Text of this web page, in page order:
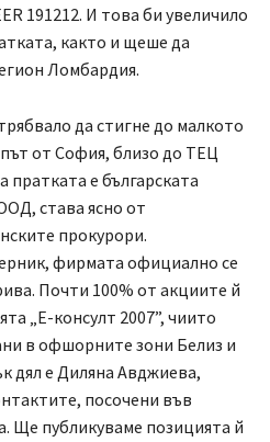
191212. И това би увеличило
както и щеше да
Ломбардия.
да стигне до малкото
път от София, близо до ТЕЦ
пратката е българската
става ясно от
прокурори.
фирмата официално се
Почти 100% от акциите й
„E-консулт 2007”, чиито
в офшорните зони Белиз и
дял е Диляна Авджиева,
посочени във
Ще публикуваме позицията й